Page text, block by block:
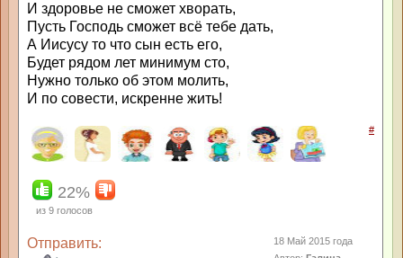
И здоровье не сможет хворать,
Пусть Господь сможет всё тебе дать,
А Иисусу то что сын есть его,
Будет рядом лет минимум сто,
Нужно только об этом молить,
И по совести, искренне жить!
#
22%
из 9 голосов
Отправить:
18 Май 2015 года